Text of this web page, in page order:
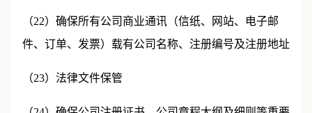
（22）确保所有公司商业通讯（信纸、网站、电子邮
件、订单、发票）载有公司名称、注册编号及注册地址
（23）法律文件保管